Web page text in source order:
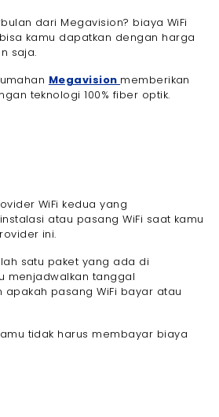
dari Megavision? biaya WiFi
kamu dapatkan dengan harga
saja.
Megavision memberikan
teknologi 100% fiber optik.
WiFi kedua yang
atau pasang WiFi saat kamu
ini.
satu paket yang ada di
menjadwalkan tanggal
apakah pasang WiFi bayar atau
tidak harus membayar biaya